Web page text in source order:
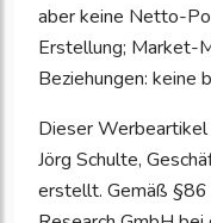
aber keine Netto-
Erstellung; Market-
Beziehungen: keine
Dieser
Jörg Schulte,
erstellt. Gemäß